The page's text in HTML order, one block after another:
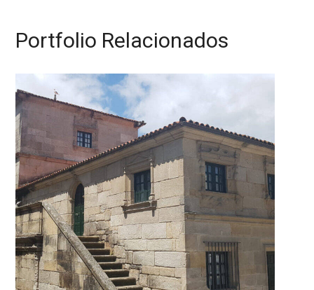
Portfolio Relacionados